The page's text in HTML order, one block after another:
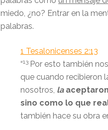
miedo, ¿no? Entrar en la
palabras.
1 Tesalonicenses 2:13
“13 Por esto también
que cuando recibieron
nosotros, la
sino como lo que
también hace su obra